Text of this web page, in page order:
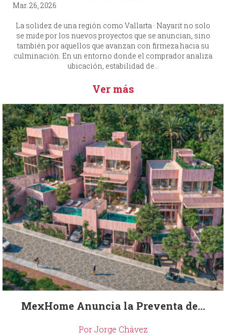
Mar. 26, 2026
La solidez de una región como Vallarta · Nayarit no solo
se mide por los nuevos proyectos que se anuncian, sino
también por aquellos que avanzan con firmeza hacia su
culminación. En un entorno donde el comprador analiza
ubicación, estabilidad de...
Ver más
MexHome Anuncia la Preventa de...
Por Jorge Chávez